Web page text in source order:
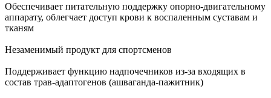
Обеспечивает питательную поддержку опорно-двигательному
аппарату, облегчает доступ крови к воспаленным суставам и
тканям
Незаменимый продукт для спортсменов
Поддерживает функцию надпочечников из-за входящих в
состав трав-адаптогенов (ашваганда-пажитник)